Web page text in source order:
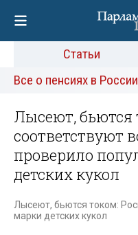
Статьи
Все о пенсиях в России
Лысеют, бьются
соответствуют
проверило
детских кукол
Лысеют, бьются током:
марки детских кукол